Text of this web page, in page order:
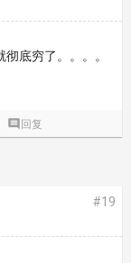
底穷了。。。。
 回复
#19